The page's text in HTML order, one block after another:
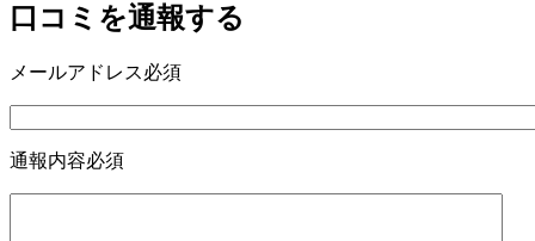
口コミを通報する
メールアドレス必須
通報内容必須